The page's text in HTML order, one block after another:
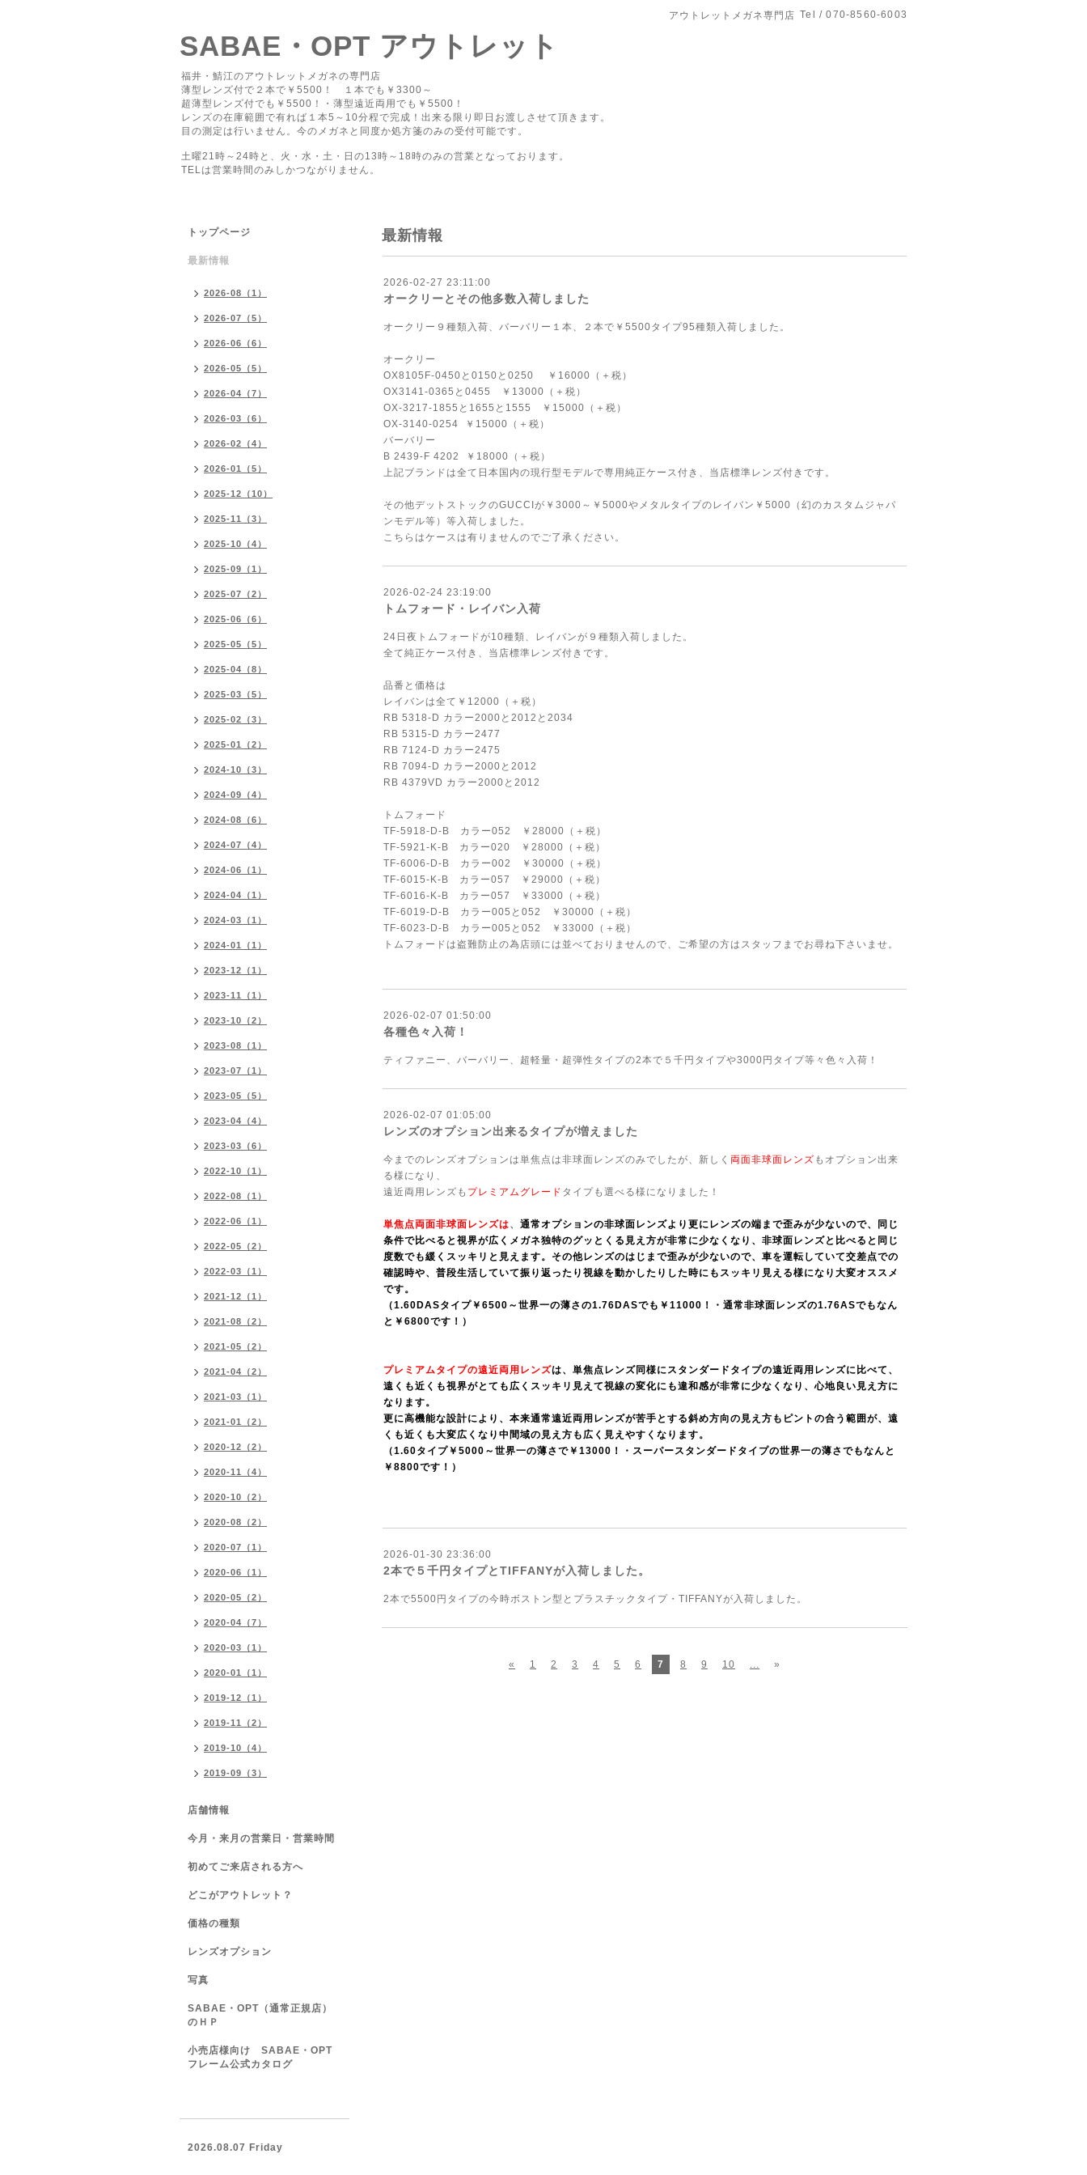
アウトレットメガネ専門店 Tel / 070-8560-6003
SABAE・OPT アウトレット
福井・鯖江のアウトレットメガネの専門店
薄型レンズ付で２本で￥5500！ １本でも￥3300～
超薄型レンズ付でも￥5500！・薄型遠近両用でも￥5500！
レンズの在庫範囲で有れば１本5～10分程で完成！出来る限り即日お渡しさせて頂きます。
目の測定は行いません。今のメガネと同度か処方箋のみの受付可能です。
土曜21時～24時と、火・水・土・日の13時～18時のみの営業となっております。
TELは営業時間のみしかつながりません。
最新情報
2026-02-27 23:11:00
オークリーとその他多数入荷しました
オークリー９種類入荷、バーバリー１本、２本で￥5500タイプ95種類入荷しました。
オークリー
OX8105F-0450と0150と0250 ￥16000（＋税）
OX3141-0365と0455 ￥13000（＋税）
OX-3217-1855と1655と1555 ￥15000（＋税）
OX-3140-0254 ￥15000（＋税）
バーバリー
B 2439-F 4202 ￥18000（＋税）
上記ブランドは全て日本国内の現行型モデルで専用純正ケース付き、当店標準レンズ付きです。
その他デットストックのGUCCIが￥3000～￥5000やメタルタイプのレイバン￥5000（幻のカスタムジャパ
ンモデル等）等入荷しました。
こちらはケースは有りませんのでご了承ください。
2026-02-24 23:19:00
トムフォード・レイバン入荷
24日夜トムフォードが10種類、レイバンが９種類入荷しました。
全て純正ケース付き、当店標準レンズ付きです。
品番と価格は
レイバンは全て￥12000（＋税）
RB 5318-D カラー2000と2012と2034
RB 5315-D カラー2477
RB 7124-D カラー2475
RB 7094-D カラー2000と2012
RB 4379VD カラー2000と2012
トムフォード
TF-5918-D-B カラー052 ￥28000（＋税）
TF-5921-K-B カラー020 ￥28000（＋税）
TF-6006-D-B カラー002 ￥30000（＋税）
TF-6015-K-B カラー057 ￥29000（＋税）
TF-6016-K-B カラー057 ￥33000（＋税）
TF-6019-D-B カラー005と052 ￥30000（＋税）
TF-6023-D-B カラー005と052 ￥33000（＋税）
トムフォードは盗難防止の為店頭には並べておりませんので、ご希望の方はスタッフまでお尋ね下さいませ。
2026-02-07 01:50:00
各種色々入荷！
ティファニー、バーバリー、超軽量・超弾性タイプの2本で５千円タイプや3000円タイプ等々色々入荷！
2026-02-07 01:05:00
レンズのオプション出来るタイプが増えました
今までのレンズオプションは単焦点は非球面レンズのみでしたが、新しく 両面非球面レンズ もオプション出来
る様になり、
遠近両用レンズも プレミアムグレード タイプも選べる様になりました！
単焦点両面非球面レンズは、 通常オプションの非球面レンズより更にレンズの端まで歪みが少ないので、同じ
条件で比べると視界が広くメガネ独特のグッとくる見え方が非常に少なくなり、非球面レンズと比べると同じ
度数でも緩くスッキリと見えます。その他レンズのはじまで歪みが少ないので、車を運転していて交差点での
確認時や、普段生活していて振り返ったり視線を動かしたりした時にもスッキリ見える様になり大変オススメ
です。
（1.60DASタイプ￥6500～世界一の薄さの1.76DASでも￥11000！・通常非球面レンズの1.76ASでもなん
と￥6800です！）
プレミアムタイプの遠近両用レンズは、単焦点レンズ同様にスタンダードタイプの遠近両用レンズに比べて、
遠くも近くも視界がとても広くスッキリ見えて視線の変化にも違和感が非常に少なくなり、心地良い見え方に
なります。
更に高機能な設計により、本来通常遠近両用レンズが苦手とする斜め方向の見え方もピントの合う範囲が、遠
くも近くも大変広くなり中間域の見え方も広く見えやすくなります。
（1.60タイプ￥5000～世界一の薄さで￥13000！・スーパースタンダードタイプの世界一の薄さでもなんと
￥8800です！）
2026-01-30 23:36:00
2本で５千円タイプとTIFFANYが入荷しました。
2本で5500円タイプの今時ボストン型とプラスチックタイプ・TIFFANYが入荷しました。
« 1 2 3 4 5 6 7 8 9 10 ... »
トップページ
最新情報
2026-08（1）
2026-07（5）
2026-06（6）
2026-05（5）
2026-04（7）
2026-03（6）
2026-02（4）
2026-01（5）
2025-12（10）
2025-11（3）
2025-10（4）
2025-09（1）
2025-07（2）
2025-06（6）
2025-05（5）
2025-04（8）
2025-03（5）
2025-02（3）
2025-01（2）
2024-10（3）
2024-09（4）
2024-08（6）
2024-07（4）
2024-06（1）
2024-04（1）
2024-03（1）
2024-01（1）
2023-12（1）
2023-11（1）
2023-10（2）
2023-08（1）
2023-07（1）
2023-05（5）
2023-04（4）
2023-03（6）
2022-10（1）
2022-08（1）
2022-06（1）
2022-05（2）
2022-03（1）
2021-12（1）
2021-08（2）
2021-05（2）
2021-04（2）
2021-03（1）
2021-01（2）
2020-12（2）
2020-11（4）
2020-10（2）
2020-08（2）
2020-07（1）
2020-06（1）
2020-05（2）
2020-04（7）
2020-03（1）
2020-01（1）
2019-12（1）
2019-11（2）
2019-10（4）
2019-09（3）
店舗情報
今月・来月の営業日・営業時間
初めてご来店される方へ
どこがアウトレット？
価格の種類
レンズオプション
写真
SABAE・OPT（通常正規店）
のＨＰ
小売店様向け SABAE・OPT
フレーム公式カタログ
2026.08.07 Friday